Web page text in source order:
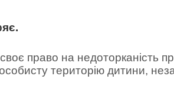
право на недоторканість
територію дитини,